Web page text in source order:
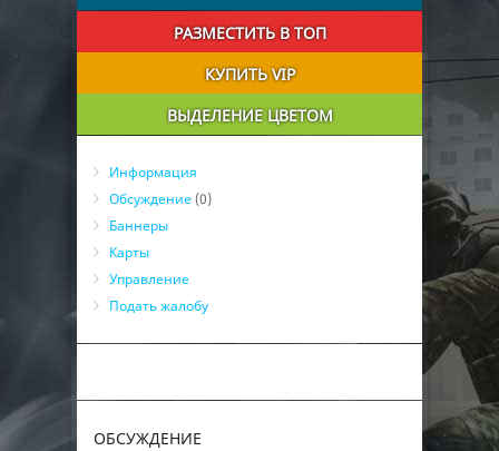
РАЗМЕСТИТЬ В ТОП
КУПИТЬ VIP
ВЫДЕЛЕНИЕ ЦВЕТОМ
Информация
Обсуждение (0)
Баннеры
Карты
Управление
Подать жалобу
ОБСУЖДЕНИЕ